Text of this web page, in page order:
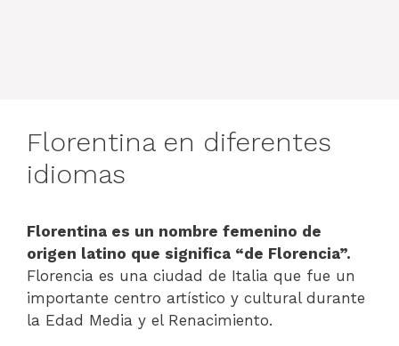
Florentina en diferentes
idiomas
Florentina es un nombre femenino de
origen latino que significa “de Florencia”.
Florencia es una ciudad de Italia que fue un
importante centro artístico y cultural durante
la Edad Media y el Renacimiento.